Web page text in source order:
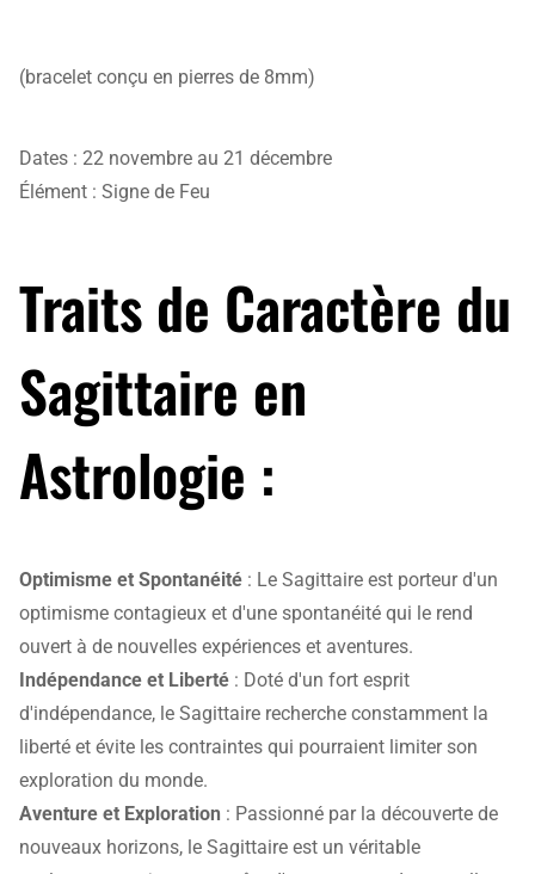
(bracelet conçu en pierres de 8mm)
Dates : 22 novembre au 21 décembre
Élément : Signe de Feu
Traits de Caractère du
Sagittaire en
Astrologie :
Optimisme et Spontanéité : Le Sagittaire est porteur d'un
optimisme contagieux et d'une spontanéité qui le rend
ouvert à de nouvelles expériences et aventures.
Indépendance et Liberté : Doté d'un fort esprit
d'indépendance, le Sagittaire recherche constamment la
liberté et évite les contraintes qui pourraient limiter son
exploration du monde.
Aventure et Exploration : Passionné par la découverte de
nouveaux horizons, le Sagittaire est un véritable